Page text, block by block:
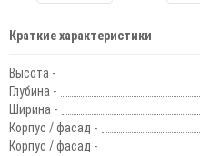
Краткие характеристики
Высота -
Глубина -
Ширина -
Корпус / фасад -
Корпус / фасад -